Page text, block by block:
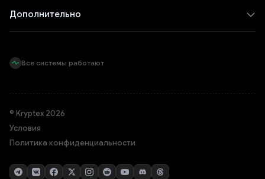
Дополнительно
Все системы работают
© Kryptex 2026
Условия
Политика конфиденциальности